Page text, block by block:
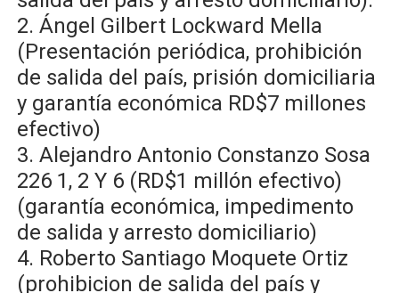
2. Ángel Gilbert Lockward Mella
(Presentación periódica, prohibición
de salida del país, prisión domiciliaria
y garantía económica RD$7 millones
efectivo)
3. Alejandro Antonio Constanzo Sosa
226 1, 2 Y 6 (RD$1 millón efectivo)
(garantía económica, impedimento
de salida y arresto domiciliario)
4. Roberto Santiago Moquete Ortiz
(prohibicion de salida del país y